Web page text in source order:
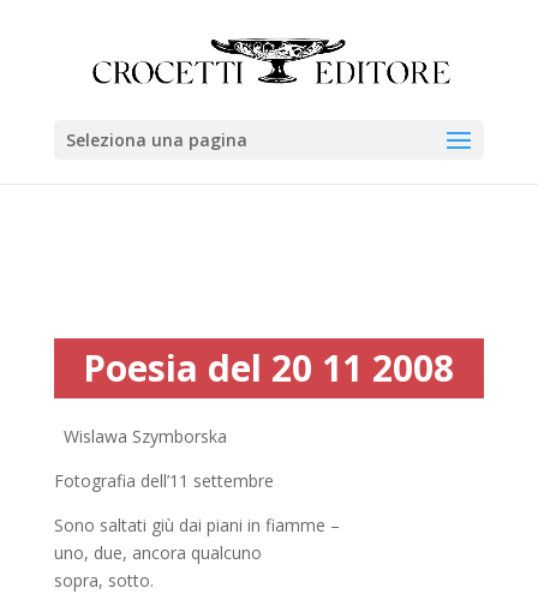
Seleziona una pagina
Poesia del 20 11 2008
Wislawa Szymborska
Fotografia dell’11 settembre
Sono saltati giù dai piani in fiamme –
uno, due, ancora qualcuno
sopra, sotto.